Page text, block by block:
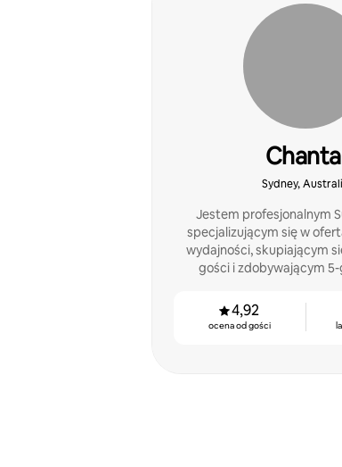
Sydney,
Jestem profesjonalnym
specjalizującym się w
wydajności, skupiającym
gości i zdobywającym
wszystkich!
4,92
ocena od gości